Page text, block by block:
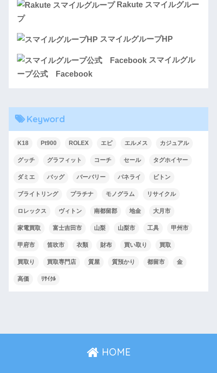
Rakute スマイルグルー
プ
スマイルグループHP
スマイルグル
ープ公式 Facebook
Keyword
K18 Pt900 ROLEX エピ エルメス カジュアル
グッチ グラフィット コーチ セール タグホイヤー
ダミエ バッグ バーバリー パネライ ビトン
ブライトリング プラチナ モノグラム リサイクル
ロレックス ヴィトン 南都留郡 地金 大月市
家電買取 富士吉田市 山梨 山梨市 工具 甲州市
甲府市 笛吹市 衣類 財布 買い取り 買取
買取り 買取専門店 質屋 質預かり 都留市 金
高価 ﾘｻｲｸﾙ
HOME